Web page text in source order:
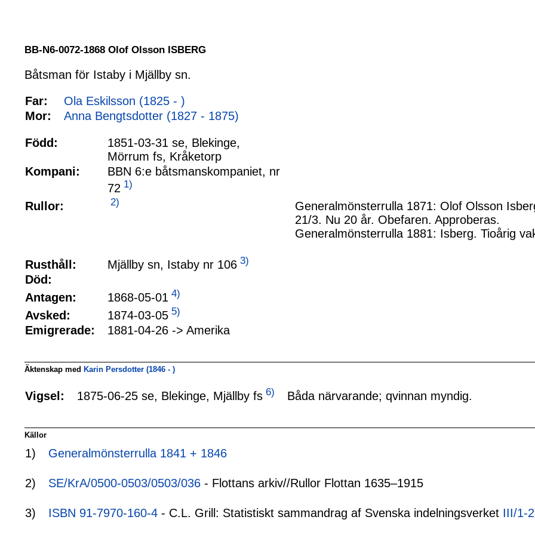
BB-N6-0072-1868 Olof Olsson ISBERG
Båtsman för Istaby i Mjällby sn.
Far:
Ola Eskilsson (1825 - )
Mor:
Anna Bengtsdotter (1827 - 1875)
Född:
1851-03-31 se, Blekinge,
Mörrum fs, Kråketorp
Kompani:
BBN 6:e båtsmanskompaniet, nr
72 1)
Rullor: 2)
Generalmönsterrulla 1871: Olof Olsson
21/3. Nu 20 år. Obefaren. Approberas.
Generalmönsterrulla 1881: Isberg. Tioårig
Rusthåll: Mjällby sn, Istaby nr 106 3)
Död:
Antagen:
1868-05-01 4)
Avsked: 1874-03-05 5)
Emigrerade: 1881-04-26 -> Amerika
Äktenskap med Karin Persdotter (1846 - )
Vigsel: 1875-06-25 se, Blekinge, Mjällby fs 6) Båda närvarande; qvinnan myndig.
Källor
1) Generalmönsterrulla 1841 + 1846
2) SE/KrA/0500-0503/0503/036 - Flottans arkiv//Rullor Flottan 1635–1915
3) ISBN 91-7970-160-4 - C.L. Grill: Statistiskt sammandrag af Svenska indelningsverket III/1-